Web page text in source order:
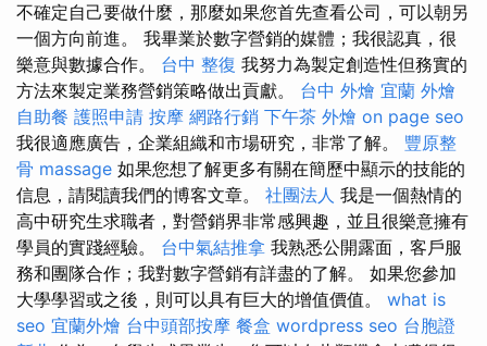
不確定自己要做什麼，那麼如果您首先查看公司，可以朝另
一個方向前進。 我畢業於數字營銷的媒體；我很認真，很
樂意與數據合作。 台中 整復 我努力為製定創造性但務實的
方法來製定業務營銷策略做出貢獻。 台中 外燴 宜蘭 外燴
自助餐 護照申請 按摩 網路行銷 下午茶 外燴 on page seo
我很適應廣告，企業組織和市場研究，非常了解。 豐原整
骨 massage 如果您想了解更多有關在簡歷中顯示的技能的
信息，請閱讀我們的博客文章。 社團法人 我是一個熱情的
高中研究生求職者，對營銷界非常感興趣，並且很樂意擁有
學員的實踐經驗。 台中氣結推拿 我熟悉公開露面，客戶服
務和團隊合作；我對數字營銷有詳盡的了解。 如果您參加
大學學習或之後，則可以具有巨大的增值價值。 what is
seo 宜蘭外燴 台中頭部按摩 餐盒 wordpress seo 台胞證